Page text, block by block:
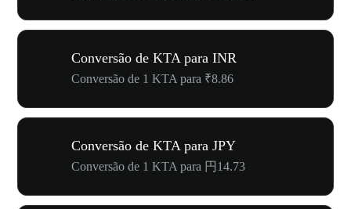
Conversão de KTA para INR
Conversão de 1 KTA para ₹8.86
Conversão de KTA para JPY
Conversão de 1 KTA para 円14.73